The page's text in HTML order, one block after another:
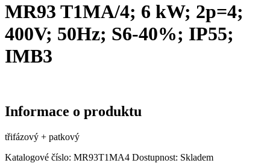
MR93 T1MA/4; 6 kW; 2p=4;
400V; 50Hz; S6-40%; IP55;
IMB3
Informace o produktu
třifázový + patkový
Katalogové číslo: MR93T1MA4 Dostupnost: Skladem